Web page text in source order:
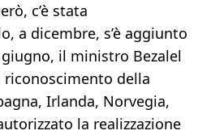
c’è stata
a dicembre, s’è aggiunto
il ministro Bezalel
della
Irlanda, Norvegia,
la realizzazione